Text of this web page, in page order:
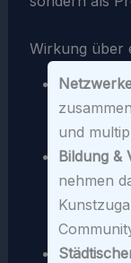
Wirkung über
und
Bildung &
nehmen